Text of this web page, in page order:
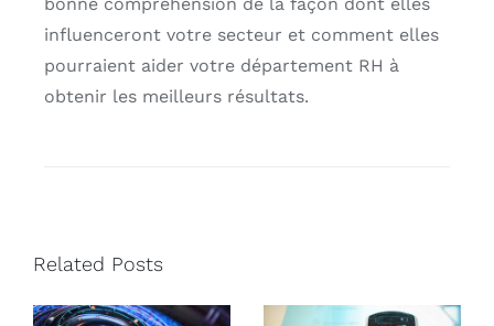
influenceront votre secteur et comment elles
pourraient aider votre département RH à
obtenir les meilleurs résultats.
Related Posts